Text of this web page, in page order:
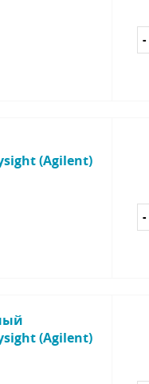
(Agilent)
(Agilent)